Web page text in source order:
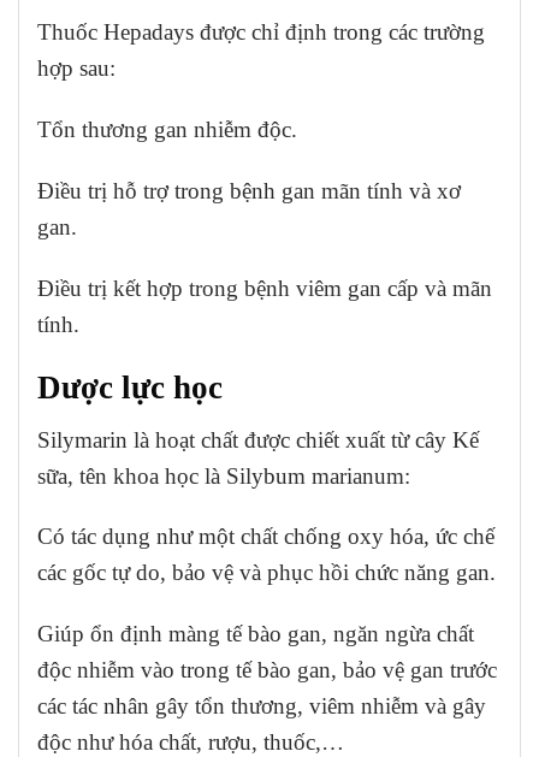
Thuốc Hepadays được chỉ định trong các trường
hợp sau:
Tổn thương gan nhiễm độc.
Điều trị hỗ trợ trong bệnh gan mãn tính và xơ
gan.
Điều trị kết hợp trong bệnh viêm gan cấp và mãn
tính.
Dược lực học
Silymarin là hoạt chất được chiết xuất từ cây Kế
sữa, tên khoa học là Silybum marianum:
Có tác dụng như một chất chống oxy hóa, ức chế
các gốc tự do, bảo vệ và phục hồi chức năng gan.
Giúp ổn định màng tế bào gan, ngăn ngừa chất
độc nhiễm vào trong tế bào gan, bảo vệ gan trước
các tác nhân gây tổn thương, viêm nhiễm và gây
độc như hóa chất, rượu, thuốc,…